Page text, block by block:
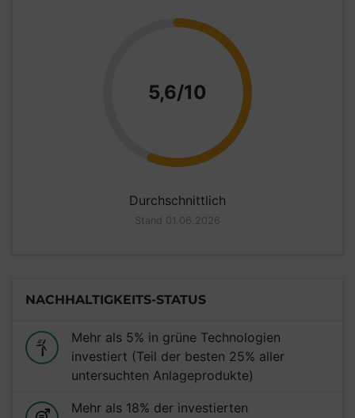
5,6/10 Punkte
Durchschnittlich
Stand 01.06.2026
NACHHALTIGKEITS-STATUS
Mehr als 5% in grüne Technologien
investiert (Teil der besten 25% aller
untersuchten Anlageprodukte)
Mehr als 18% der investierten